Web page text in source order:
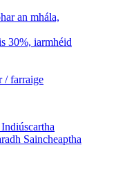
an mhála,
30%, iarmhéid
/ farraige